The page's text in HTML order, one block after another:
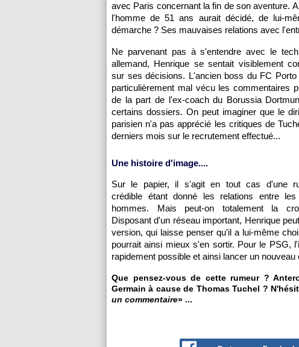
avec Paris concernant la fin de son aventure.
l'homme de 51 ans aurait décidé, de lui-
démarche ? Ses mauvaises relations avec
Ne parvenant pas à s'entendre avec le
allemand, Henrique se sentait visiblement
sur ses décisions. L'ancien boss du FC Porto
particulièrement mal vécu les commentaires
de la part de l'ex-coach du Borussia
certains dossiers. On peut imaginer que le
parisien n'a pas apprécié les critiques de
derniers mois sur le recrutement effectué...
Une histoire d'image....
Sur le papier, il s'agit en tout cas d'une
crédible étant donné les relations entre les
hommes. Mais peut-on totalement la
Disposant d'un réseau important, Henrique
version, qui laisse penser qu'il a lui-même
pourrait ainsi mieux s'en sortir. Pour le PSG,
rapidement possible et ainsi lancer un
Que pensez-vous de cette rumeur ?
Germain à cause de Thomas Tuchel ?
un commentaire» ...